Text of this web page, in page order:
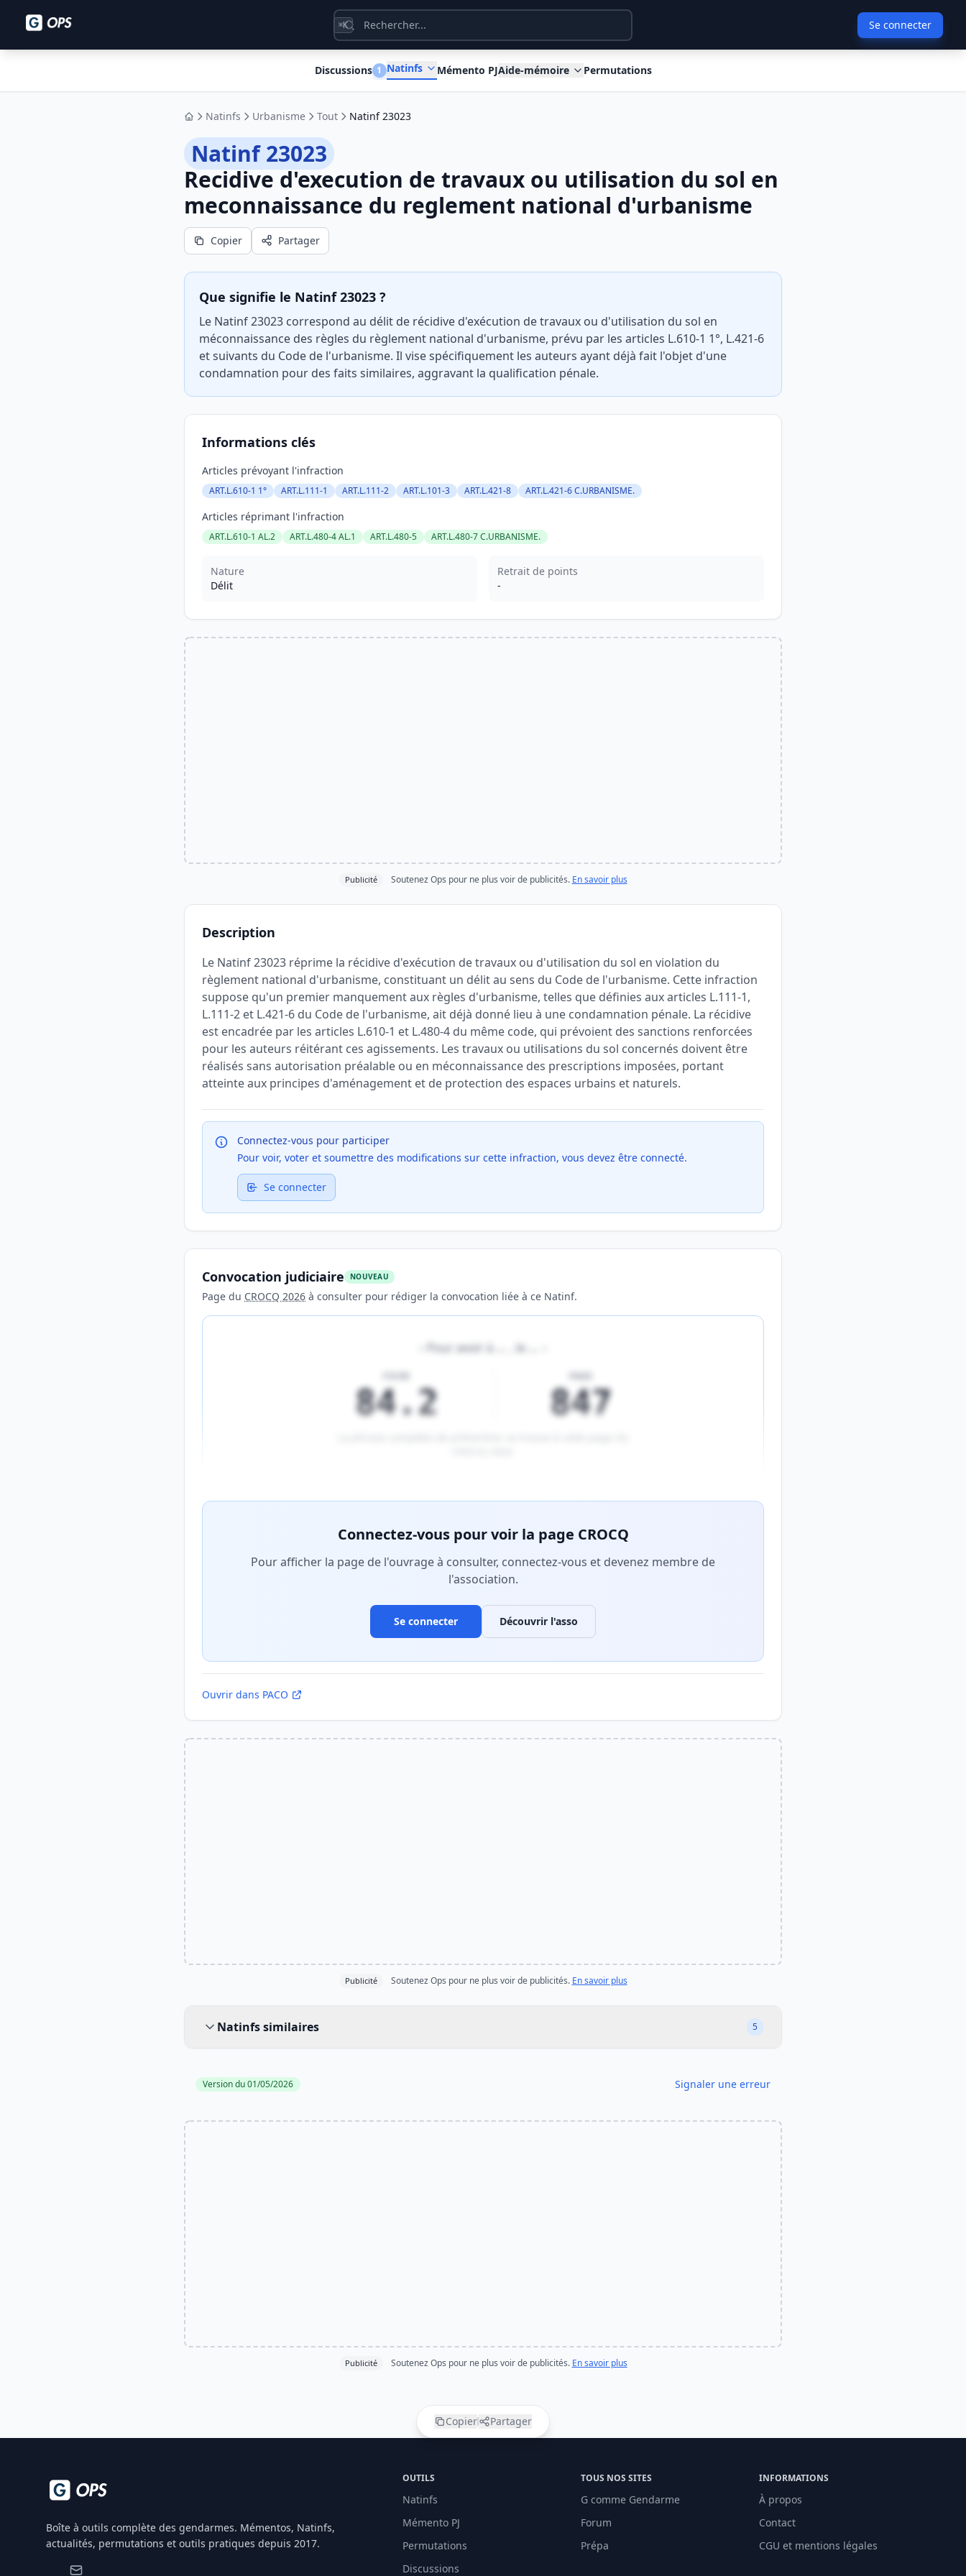
⌘K Se connecter
Discussions 1 Natinfs Mémento PJAide-mémoire Permutations
AccueilNatinfs Urbanisme Tout Natinf 23023
Natinf 23023
Recidive d'execution de travaux ou utilisation du sol en
meconnaissance du reglement national d'urbanisme
Copier Partager
Que signifie le Natinf 23023 ?
Le Natinf 23023 correspond au délit de récidive d'exécution de travaux ou d'utilisation du sol en
méconnaissance des règles du règlement national d'urbanisme, prévu par les articles L.610-1 1°, L.421-6
et suivants du Code de l'urbanisme. Il vise spécifiquement les auteurs ayant déjà fait l'objet d'une
condamnation pour des faits similaires, aggravant la qualification pénale.
Informations clés
Articles prévoyant l'infraction
ART.L.610-1 1° ART.L.111-1 ART.L.111-2 ART.L.101-3 ART.L.421-8 ART.L.421-6 C.URBANISME.
Articles réprimant l'infraction
ART.L.610-1 AL.2 ART.L.480-4 AL.1 ART.L.480-5 ART.L.480-7 C.URBANISME.
Nature
Délit
Retrait de points
-
Publicité Soutenez Ops pour ne plus voir de publicités. En savoir plus
Description
Le Natinf 23023 réprime la récidive d'exécution de travaux ou d'utilisation du sol en violation du
règlement national d'urbanisme, constituant un délit au sens du Code de l'urbanisme. Cette infraction
suppose qu'un premier manquement aux règles d'urbanisme, telles que définies aux articles L.111-1,
L.111-2 et L.421-6 du Code de l'urbanisme, ait déjà donné lieu à une condamnation pénale. La récidive
est encadrée par les articles L.610-1 et L.480-4 du même code, qui prévoient des sanctions renforcées
pour les auteurs réitérant ces agissements. Les travaux ou utilisations du sol concernés doivent être
réalisés sans autorisation préalable ou en méconnaissance des prescriptions imposées, portant
atteinte aux principes d'aménagement et de protection des espaces urbains et naturels.
Connectez-vous pour participer
Pour voir, voter et soumettre des modifications sur cette infraction, vous devez être connecté.
Se connecter
Convocation judiciaire NOUVEAU
Page du CROCQ 2026 à consulter pour rédiger la convocation liée à ce Natinf.
Pour avoir à , le
84.2 847
Connectez-vous pour voir la page CROCQ
Pour afficher la page de l'ouvrage à consulter, connectez-vous et devenez membre de
l'association.
Se connecter Découvrir l'asso
Ouvrir dans PACO
Publicité Soutenez Ops pour ne plus voir de publicités. En savoir plus
Natinfs similaires
5
Version du 01/05/2026 Signaler une erreur
Publicité Soutenez Ops pour ne plus voir de publicités. En savoir plus
Copier Partager
Boîte à outils complète des gendarmes. Mémentos, Natinfs,
actualités, permutations et outils pratiques depuis 2017.
OUTILS
Natinfs
Mémento PJ
Permutations
Discussions
TOUS NOS SITES
G comme Gendarme
Forum
Prépa
INFORMATIONS
À propos
Contact
CGU et mentions légales